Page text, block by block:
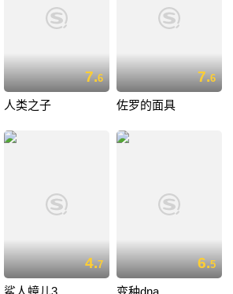
7.6
人类之子
7.6
佐罗的面具
4.7 6.5